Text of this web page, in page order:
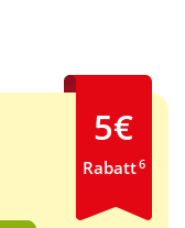
5€
Rabatt6